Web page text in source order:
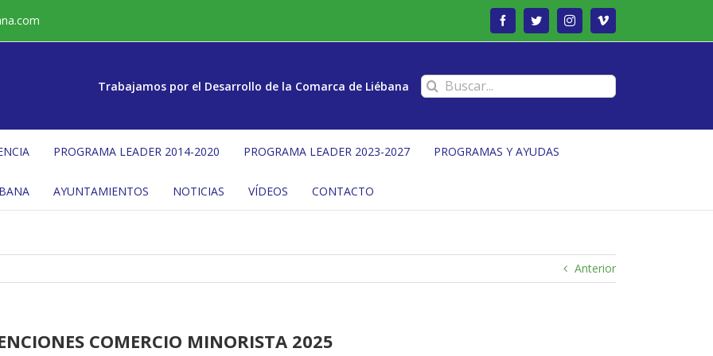
FacebookTwitterInstagramVimeo
Trabajamos por el Desarrollo de la Comarca de Liébana Buscar:
PROGRAMA LEADER 2014-2020 PROGRAMA LEADER 2023-2027 PROGRAMAS Y AYUDAS
AYUNTAMIENTOS NOTICIAS VÍDEOS CONTACTO
Anterior
COMERCIO MINORISTA 2025